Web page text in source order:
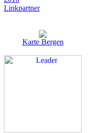
Linkpartner
Karte Bergen